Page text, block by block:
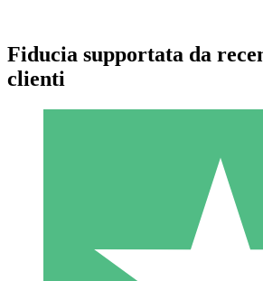
Pacchetti di Crediti
Paga a consumo con crediti di
Fiducia supportata da
clienti